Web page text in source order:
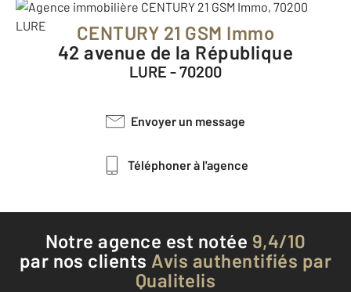
CENTURY 21 GSM Immo
42 avenue de la République
LURE - 70200
Envoyer un message
Téléphoner à l'agence
Notre agence est notée 9,4/10
par nos clients Avis authentifiés par
Qualitelis